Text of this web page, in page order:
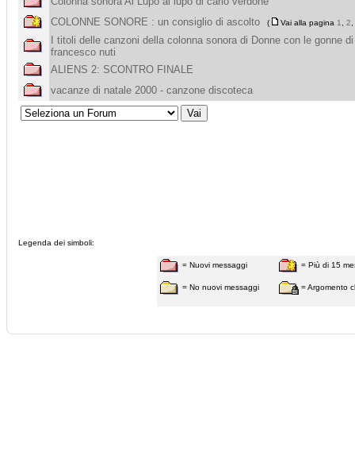
COLONNE SONORE : un consiglio di ascolto
( Vai alla pagina 1 2
I titoli delle canzoni della colonna sonora di Donne con le gonne di
francesco nuti
ALIENS 2: SCONTRO FINALE
vacanze di natale 2000 - canzone discoteca
Legenda dei simboli:
= Nuovi messaggi
= No nuovi messaggi
= Più di 15
= Argomento